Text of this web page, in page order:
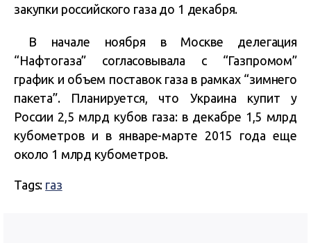
закупки российского газа до 1 декабря.
В начале ноября в Москве делегация
“Нафтогаза” согласовывала с “Газпромом”
график и объем поставок газа в рамках “зимнего
пакета”. Планируется, что Украина купит у
России 2,5 млрд кубов газа: в декабре 1,5 млрд
кубометров и в январе-марте 2015 года еще
около 1 млрд кубометров.
Tags: газ